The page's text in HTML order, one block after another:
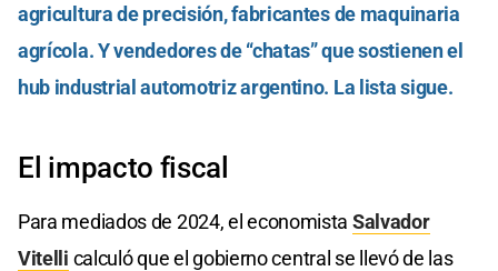
agricultura de precisión, fabricantes de maquinaria
agrícola. Y vendedores de “chatas” que sostienen el
hub industrial automotriz argentino. La lista sigue.
El impacto fiscal
Para mediados de 2024, el economista Salvador
Vitelli calculó que el gobierno central se llevó de las